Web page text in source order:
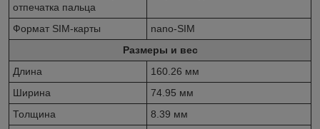
отпечатка пальца
Формат SIM-карты
nano-SIM
Размеры и вес
Длина
160.26 мм
Ширина
74.95 мм
Толщина
8.39 мм